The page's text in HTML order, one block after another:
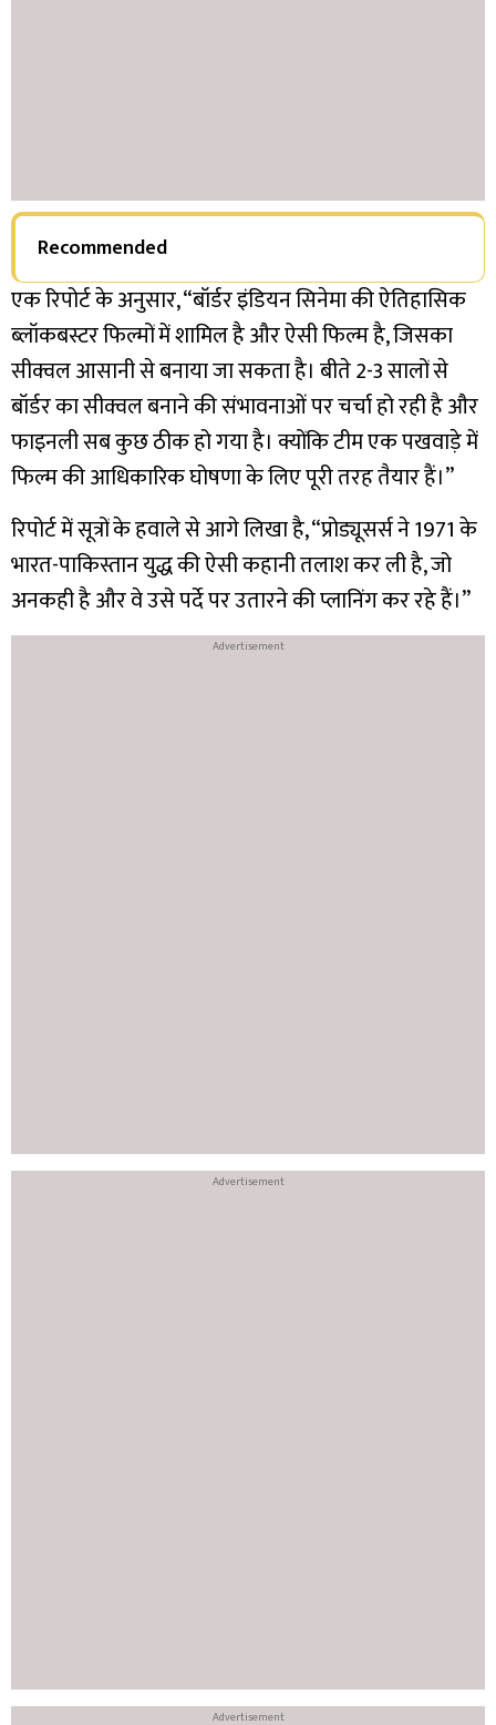
Recommended
एक रिपोर्ट के अनुसार, “बॉर्डर इंडियन सिनेमा की ऐतिहासिक
ब्लॉकबस्टर फिल्मों में शामिल है और ऐसी फिल्म है, जिसका
सीक्वल आसानी से बनाया जा सकता है। बीते 2-3 सालों से
बॉर्डर का सीक्वल बनाने की संभावनाओं पर चर्चा हो रही है और
फाइनली सब कुछ ठीक हो गया है। क्योंकि टीम एक पखवाड़े में
फिल्म की आधिकारिक घोषणा के लिए पूरी तरह तैयार हैं।”
रिपोर्ट में सूत्रों के हवाले से आगे लिखा है, “प्रोड्यूसर्स ने 1971 के
भारत-पाकिस्तान युद्ध की ऐसी कहानी तलाश कर ली है, जो
अनकही है और वे उसे पर्दे पर उतारने की प्लानिंग कर रहे हैं।”